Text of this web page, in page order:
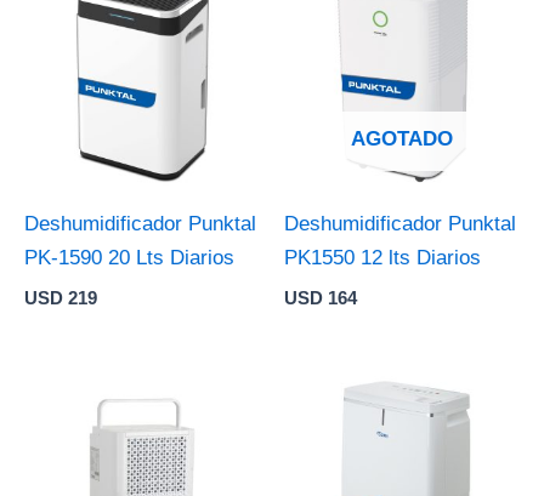
Deshumidificador Punktal
PK-1590 20 Lts Diarios
USD 219
AGOTADO
Deshumidificador Punktal
PK1550 12 lts Diarios
USD 164